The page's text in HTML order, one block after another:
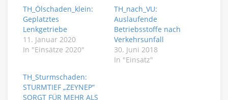
TH_Ölschaden_klein:
Geplatztes
Lenkgetriebe
11. Januar 2020
In "Einsätze 2020"
TH_nach_VU:
Auslaufende
Betriebsstoffe nach
Verkehrsunfall
30. Juni 2018
In "Einsatz"
TH_Sturmschaden:
STURMTIEF „ZEYNEP“
SORGT FÜR MEHR ALS